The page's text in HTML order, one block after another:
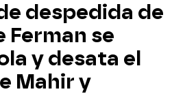
despedida de
Ferman se
y desata el
Mahir y